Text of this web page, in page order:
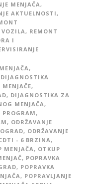
MENJAČA,
AKTUELNOSTI,
, REMONT
I
,
DIJAGNOSTIKA
,
, DIJAGNOSTIKA ZA
MENJAČA,
,
, ODRŽAVANJE
, ODRŽAVANJE
- 6 BRZINA,
MENJAČA, OTKUP
, POPRAVKA
, POPRAVKA
, POPRAVLJANJE